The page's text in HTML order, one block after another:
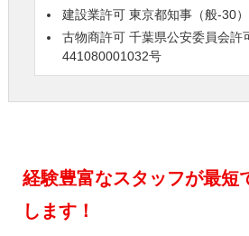
建設業許可 東京都知事（般-30
古物商許可 千葉県公安委員会
441080001032号
経験豊富なスタッフが最短
します！